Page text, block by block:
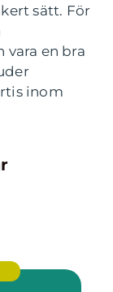
sätt. För
en bra
inom